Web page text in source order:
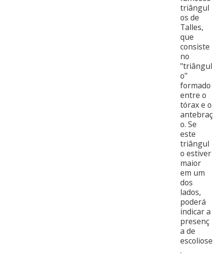
triângul
os de
Talles,
que
consiste
no
"triângul
o"
formado
entre o
tórax e o
antebraç
o. Se
este
triângul
o estiver
maior
em um
dos
lados,
poderá
indicar a
presenç
a de
escoliose
.